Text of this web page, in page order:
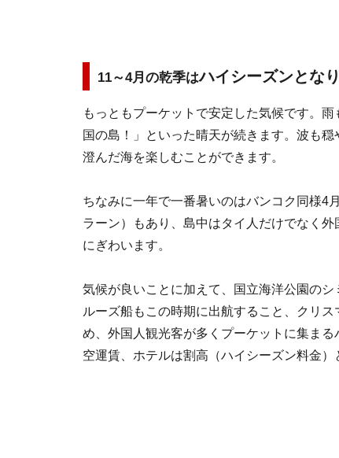
11～4月の乾季はハイシーズンとな
もっともプーケットで安定した気候です。
国の島！」といった晴天が続きます。波も穏
澄んだ海を楽しむことができます。
ちなみに一年で一番暑いのはバンコク同様4
ラーン）もあり、島中はタイ人だけでなく
にぎわいます。
気候が良いことに加えて、国立海洋公園のシ
ルーズ船もこの時期に出航すること、クリ
め、外国人観光客が多くプーケットに集ま
空運賃、ホテルは割高（ハイシーズン料金）